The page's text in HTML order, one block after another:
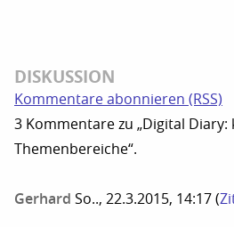
DISKUSSION
Kommentare abonnieren (RSS)
3 Kommentare zu „Digital Diary:
Themenbereiche“.
Gerhard So.., 22.3.2015, 14:17 (